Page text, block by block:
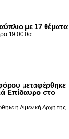
με 17 θέματα
19:00 θα
μεταφέρθηκε
Επίδαυρο στο
η Λιμενική Αρχή της